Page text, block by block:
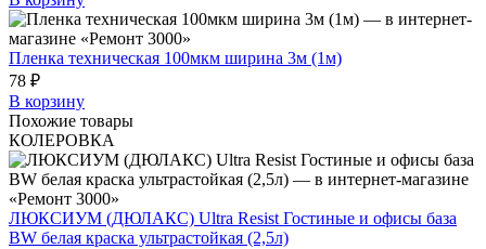
Пленка техническая 100мкм ширина 3м (1м)
78 ₽
В корзину
Похожие товары
КОЛЕРОВКА
ЛЮКСИУМ (ДЮЛАКС) Ultra Resist Гостиные и офисы база
BW белая краска ультрастойкая (2,5л)